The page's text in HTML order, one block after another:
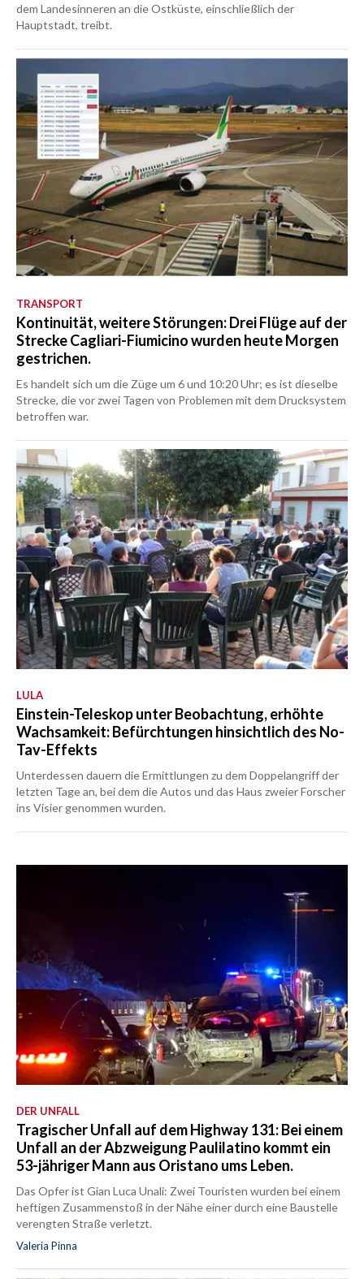
dem Landesinneren an die Ostküste, einschließlich der
Hauptstadt, treibt.
TRANSPORT
Kontinuität, weitere Störungen: Drei Flüge auf der
Strecke Cagliari-Fiumicino wurden heute Morgen
gestrichen.
Es handelt sich um die Züge um 6 und 10:20 Uhr; es ist dieselbe
Strecke, die vor zwei Tagen von Problemen mit dem Drucksystem
betroffen war.
LULA
Einstein-Teleskop unter Beobachtung, erhöhte
Wachsamkeit: Befürchtungen hinsichtlich des No-
Tav-Effekts
Unterdessen dauern die Ermittlungen zu dem Doppelangriff der
letzten Tage an, bei dem die Autos und das Haus zweier Forscher
ins Visier genommen wurden.
DER UNFALL
Tragischer Unfall auf dem Highway 131: Bei einem
Unfall an der Abzweigung Paulilatino kommt ein
53-jähriger Mann aus Oristano ums Leben.
Das Opfer ist Gian Luca Unali: Zwei Touristen wurden bei einem
heftigen Zusammenstoß in der Nähe einer durch eine Baustelle
verengten Straße verletzt.
Valeria Pinna